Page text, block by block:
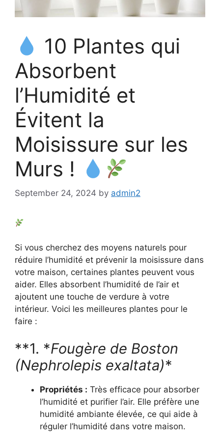
10 Plantes qui
Absorbent
l’Humidité et
Évitent la
Moisissure sur les
Murs !
September 24, 2024 by admin2
Si vous cherchez des moyens naturels pour
réduire l’humidité et prévenir la moisissure dans
votre maison, certaines plantes peuvent vous
aider. Elles absorbent l’humidité de l’air et
ajoutent une touche de verdure à votre
intérieur. Voici les meilleures plantes pour le
faire :
**1. *Fougère de Boston
(Nephrolepis exaltata)*
Propriétés : Très efficace pour absorber
l’humidité et purifier l’air. Elle préfère une
humidité ambiante élevée, ce qui aide à
réguler l’humidité dans votre maison.